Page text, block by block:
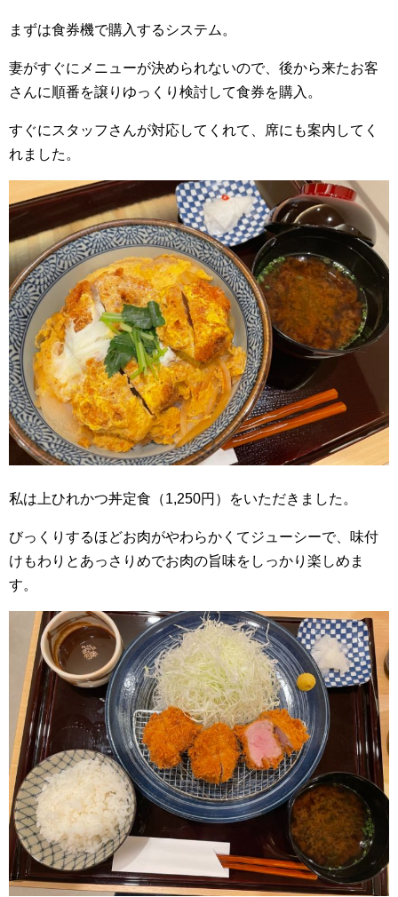
まずは食券機で購入するシステム。
妻がすぐにメニューが決められないので、後から来たお客
さんに順番を譲りゆっくり検討して食券を購入。
すぐにスタッフさんが対応してくれて、席にも案内してく
れました。
私は上ひれかつ丼定食（1,250円）をいただきました。
びっくりするほどお肉がやわらかくてジューシーで、味付
けもわりとあっさりめでお肉の旨味をしっかり楽しめま
す。